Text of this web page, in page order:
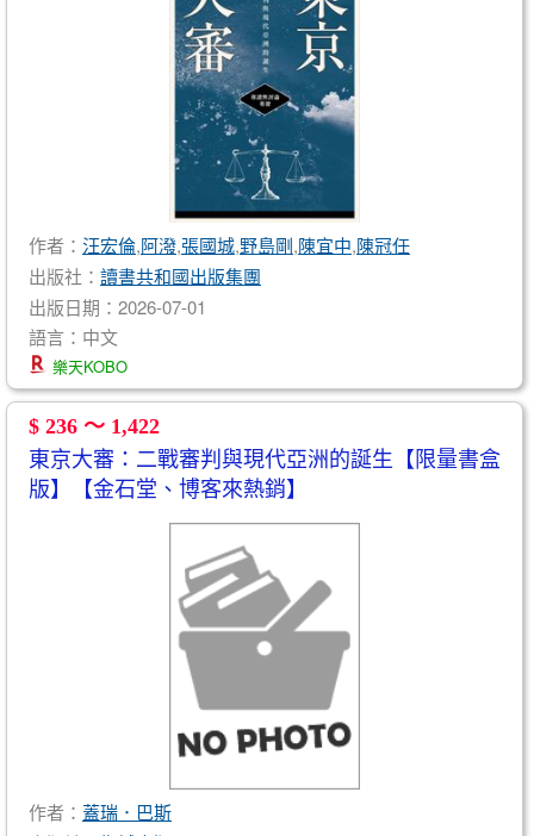
作者： 汪宏倫,阿潑,張國城,野島剛,陳宜中,陳冠任
出版社： 讀書共和國出版集團
出版日期：2026-07-01
語言：中文
樂天KOBO
$ 236 ～ 1,422
東京大審：二戰審判與現代亞洲的誕生【限量書盒
版】【金石堂、博客來熱銷】
作者： 蓋瑞．巴斯